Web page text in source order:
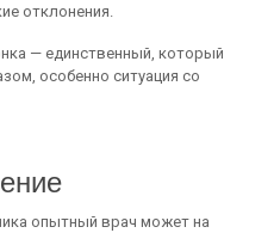
отклонения.
— единственный, который
особенно ситуация со
опытный врач может на